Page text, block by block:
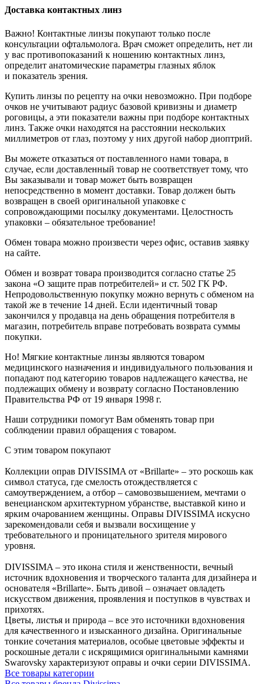
Доставка контактных линз
Важно! Контактные линзы покупают только после
консультации офтальмолога. Врач сможет определить, нет ли
у вас противопоказаний к ношению контактных линз,
определит анатомические параметры глазных яблок
и показатель зрения.
Купить линзы по рецепту на очки невозможно. При подборе
очков не учитывают радиус базовой кривизны и диаметр
роговицы, а эти показатели важны при подборе контактных
линз. Также очки находятся на расстоянии нескольких
миллиметров от глаз, поэтому у них другой набор диоптрий.
Вы можете отказаться от поставленного нами товара, в
случае, если доставленный товар не соответствует тому, что
Вы заказывали и товар может быть возвращен
непосредственно в момент доставки. Товар должен быть
возвращен в своей оригинальной упаковке с
сопровождающими посылку документами. Целостность
упаковки – обязательное требование!
Обмен товара можно произвести через офис, оставив заявку
на сайте.
Обмен и возврат товара производится согласно статье 25
закона «О защите прав потребителей» и ст. 502 ГК РФ.
Непродовольственную покупку можно вернуть с обменом на
такой же в течение 14 дней. Если идентичный товар
закончился у продавца на день обращения потребителя в
магазин, потребитель вправе потребовать возврата суммы
покупки.
Но! Мягкие контактные линзы являются товаром
медицинского назначения и индивидуального пользования и
попадают под категорию товаров надлежащего качества, не
подлежащих обмену и возврату согласно Постановлению
Правительства РФ от 19 января 1998 г.
Наши сотрудники помогут Вам обменять товар при
соблюдении правил обращения с товаром.
С этим товаром покупают
Коллекции оправ DIVISSIMA от «Brillarte» – это роскошь как
символ статуса, где смелость отождествляется с
самоутверждением, а отбор – самовозвышением, мечтами о
венецианском архитектурном убранстве, выставкой кино и
ярким очарованием женщины. Оправы DIVISSIMA искусно
зарекомендовали себя и вызвали восхищение у
требовательного и проницательного зрителя мирового
уровня.
DIVISSIMA – это икона стиля и женственности, вечный
источник вдохновения и творческого таланта для дизайнера и
основателя «Brillarte». Быть дивой – означает овладеть
искусством движения, проявления и поступков в чувствах и
прихотях.
Цветы, листья и природа – все это источники вдохновения
для качественного и изысканного дизайна. Оригинальные
тонкие сочетания материалов, особые цветовые эффекты и
роскошные детали с искрящимися оригинальными камнями
Swarovsky характеризуют оправы и очки серии DIVISSIMA.
Все товары категории